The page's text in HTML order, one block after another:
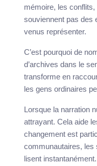
mémoire, les conflits,
souviennent pas des
venus représenter.
C’est pourquoi de
d’archives dans le
transforme en
les gens ordinaires
Lorsque la narration
attrayant. Cela aide
changement est
communautaires, les
lisent instantanément.